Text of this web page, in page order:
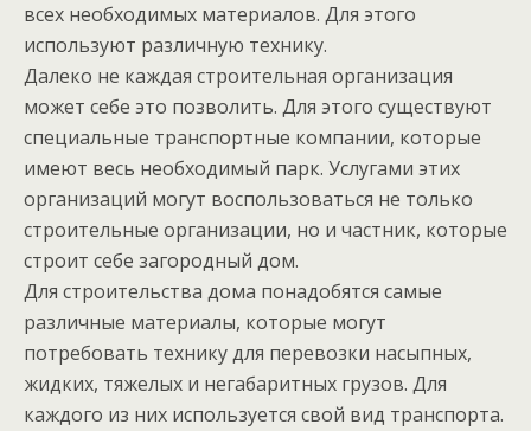
всех необходимых материалов. Для этого
используют различную технику.
Далеко не каждая строительная организация
может себе это позволить. Для этого существуют
специальные транспортные компании, которые
имеют весь необходимый парк. Услугами этих
организаций могут воспользоваться не только
строительные организации, но и частник, которые
строит себе загородный дом.
Для строительства дома понадобятся самые
различные материалы, которые могут
потребовать технику для перевозки насыпных,
жидких, тяжелых и негабаритных грузов. Для
каждого из них используется свой вид транспорта.